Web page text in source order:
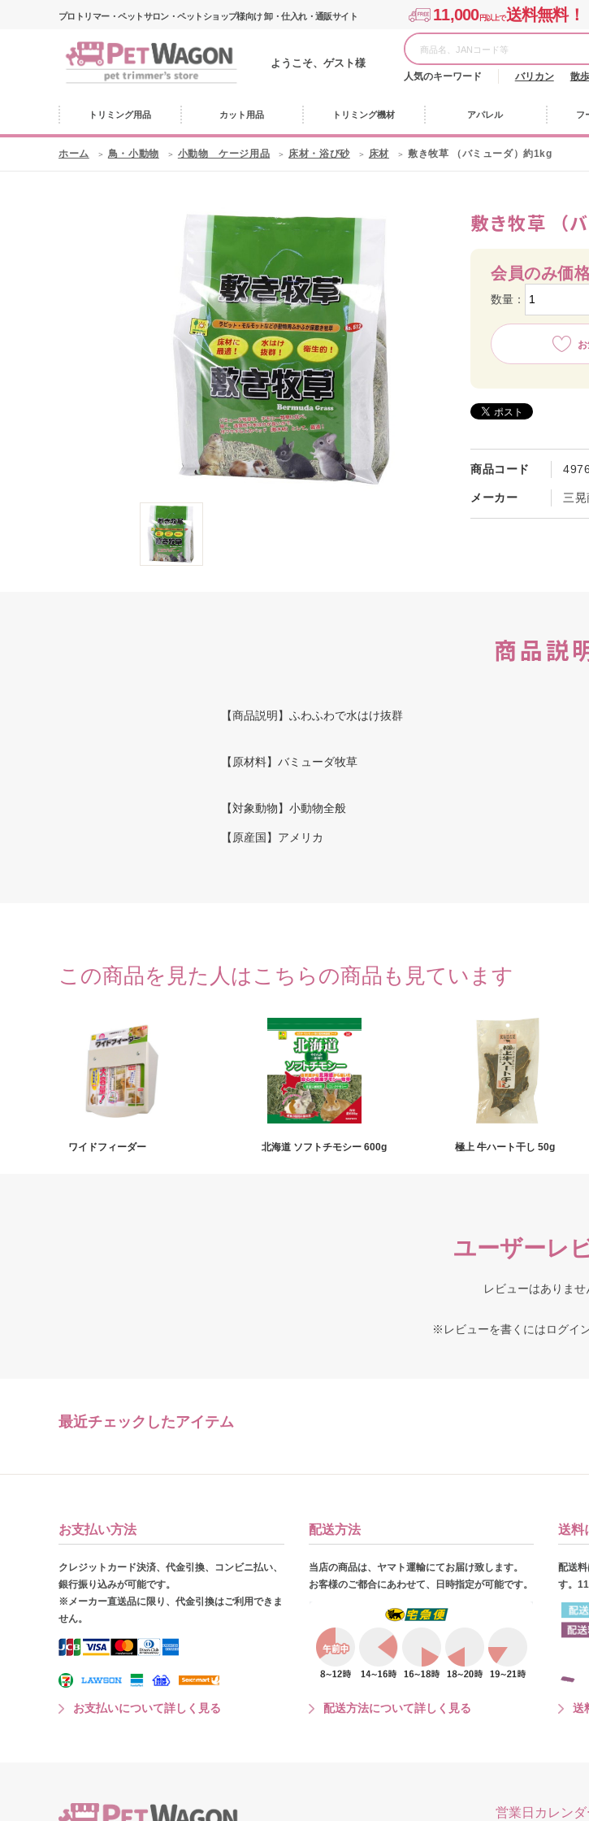
プロトリマー・ペットサロン・ペットショップ様向け 卸・仕入れ・通販サイト 11,000円以上で送料無料！
ようこそ、ゲスト様
人気のキーワード バリカン 散歩
トリミング用品 カット用品 トリミング機材 アパレル フ
ホーム 鳥・小動物 小動物 ケージ用品 床材・浴び砂 床材 敷き牧草 （バミューダ）約1kg
敷き牧草 （
商品コード
メーカー 三晃
会員のみ価
数量：
商品説
【商品説明】ふわふわで水はけ抜群
【原材料】バミューダ牧草
【対象動物】小動物全般
【原産国】アメリカ
この商品を見た人はこちらの商品も見ています
ワイドフィーダー 北海道 ソフトチモシー 600g 極上 牛ハート干し 50g
ユーザーレ
レビューはありませ
※レビューを書くにはログイ
最近チェックしたアイテム
お支払い方法
クレジットカード決済、代金引換、コンビニ払い、
銀行振り込みが可能です。
※メーカー直送品に限り、代金引換はご利用できま
せん。
お支払いについて詳しく見る
配送方法
当店の商品は、ヤマト運輸にてお届け致します。
お客様のご都合にあわせて、日時指定が可能です。
配送方法について詳しく見る
送料
配送
す。
送
営業日カレンダ